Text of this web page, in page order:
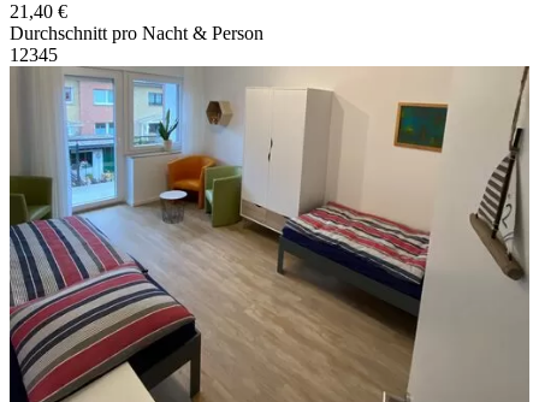
21,40 €
Durchschnitt pro Nacht & Person
1 2345